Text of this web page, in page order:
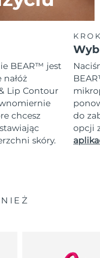
BEAR™ jest
Lip Contour
chcesz
skóry.
do
opcji